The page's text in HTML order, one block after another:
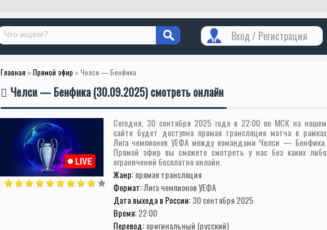
Вход / Регистрация
Главная »Прямой эфир » Челси — Бенфика
Челси — Бенфика (30.09.2025) смотреть онлайн
Сегодня, 30 сентября 2025 года в 22:00 по МСК на нашем
сайте будет доступна прямая трансляция матча в рамках
Лига чемпионов УЕФА между командами Челси — Бенфика.
Прямой эфир вы сможете смотреть у нас без каких либо
ограничений бесплатно онлайн.
Жанр:прямая трансляция
Формат:Лига чемпионов УЕФА
Дата выхода в России:30 сентября 2025
Время:22:00
Перевод:оригинальный (русский)